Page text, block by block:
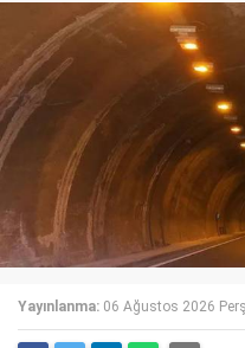
Yayınlanma: 06 Ağustos 2026